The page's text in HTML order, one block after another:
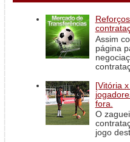
Assim
página
[Vitória
fora.
O
jogo